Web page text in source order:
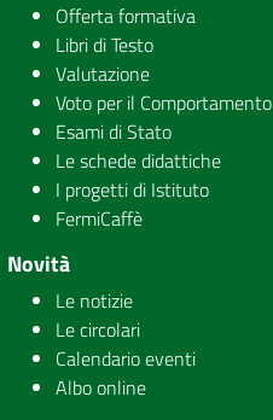
Offerta formativa
Libri di Testo
Valutazione
Voto per il Comportamento
Esami di Stato
Le schede didattiche
I progetti di Istituto
FermiCaffè
Novità
Le notizie
Le circolari
Calendario eventi
Albo online